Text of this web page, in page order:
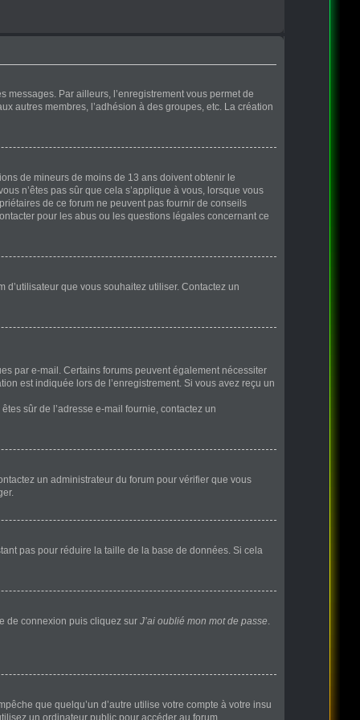
messages. Par ailleurs, l’enregistrement vous permet de
autres membres, l’adhésion à des groupes, etc. La création
de mineurs de moins de 13 ans doivent obtenir le
n’êtes pas sûr que cela s’applique à vous, lorsque vous
de ce forum ne peuvent pas fournir de conseils
pour les abus ou les questions légales concernant ce
que vous souhaitez utiliser. Contactez un
par e-mail. Certains forums peuvent également nécessiter
est indiquée lors de l’enregistrement. Si vous avez reçu un
sûr de l’adresse e-mail fournie, contactez un
un administrateur du forum pour vérifier que vous
pas pour réduire la taille de la base de données. Si cela
de connexion puis cliquez sur J’ai oublié mon mot de passe
que quelqu’un d’autre utilise votre compte à votre insu
un ordinateur public pour accéder au forum